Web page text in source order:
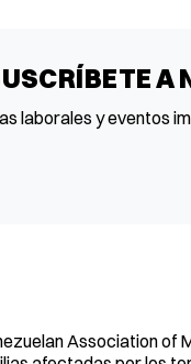
A
laborales y eventos
Association